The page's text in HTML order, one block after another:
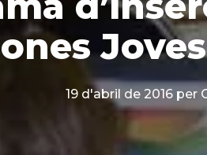
19 d'abril de 2016 per